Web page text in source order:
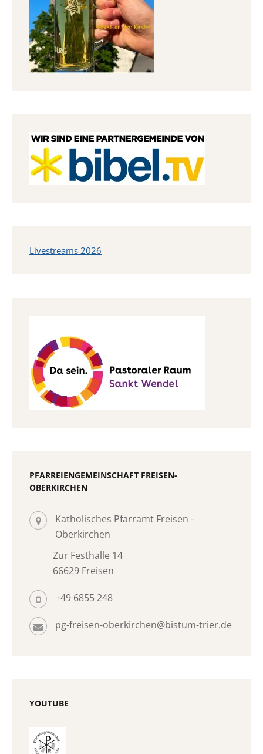
Livestreams 2026
PFARREIENGEMEINSCHAFT FREISEN-
OBERKIRCHEN
Katholisches Pfarramt Freisen -
Oberkirchen
Zur Festhalle 14
66629 Freisen
+49 6855 248
pg-freisen-oberkirchen@bistum-trier.de
YOUTUBE